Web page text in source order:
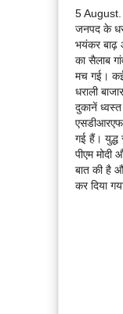
5 August.
जनपद के
भयंकर बाढ़
का सैलाब
मच गई। कई
धराली
दुकानें ध्वस्त
गई हैं। युद्ध
पीएम मोदी
बात की है
कर दिया